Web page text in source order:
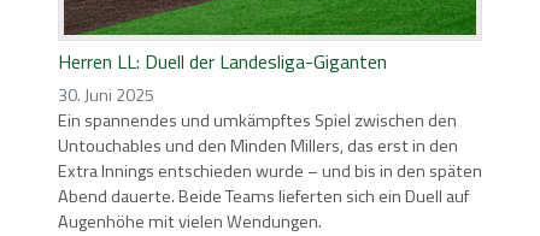
Herren LL: Duell der Landesliga-Giganten
30. Juni 2025
Ein spannendes und umkämpftes Spiel zwischen den
Untouchables und den Minden Millers, das erst in den
Extra Innings entschieden wurde – und bis in den späten
Abend dauerte. Beide Teams lieferten sich ein Duell auf
Augenhöhe mit vielen Wendungen.